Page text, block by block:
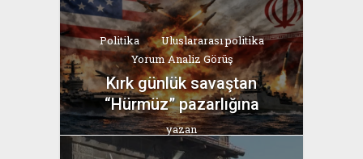
Politika
Uluslararası politika
Yorum Analiz Görüş
Kırk günlük savaştan
“Hürmüz” pazarlığına
yazan
Bahri Ak